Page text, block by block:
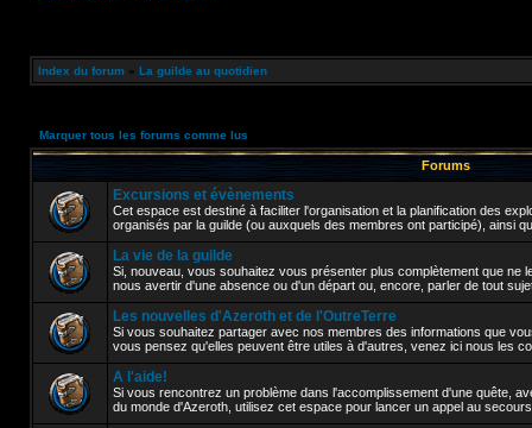
Index du forum » La guilde au quotidien
Marquer tous les forums comme lus
Forums
Excursions et évènements
Cet espace est destiné à faciliter l'organisation et la planification des
organisés par la guilde (ou auxquels des membres ont participé), ainsi
La vie de la guilde
Si, nouveau, vous souhaitez vous présenter plus complètement que ne
nous avertir d'une absence ou d'un départ ou, encore, parler de tout
Les nouvelles d'Azeroth et de l'OutreTerre
Si vous souhaitez partager avec nos membres des informations que
vous pensez qu'elles peuvent être utiles à d'autres, venez ici nous les
A l'aide!
Si vous rencontrez un problème dans l'accomplissement d'une quête,
du monde d'Azeroth, utilisez cet espace pour lancer un appel au